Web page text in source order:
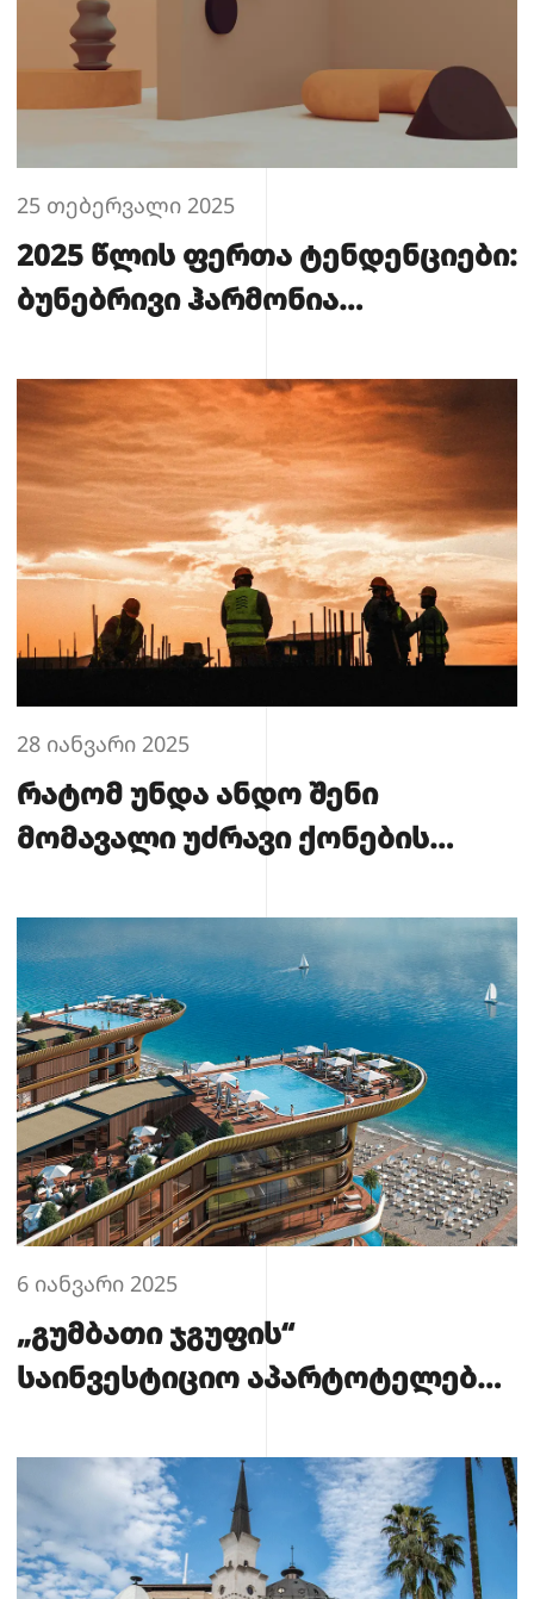
25 თებერვალი 2025
2025 წლის ფერთა ტენდენციები:
ბუნებრივი ჰარმონია
28 იანვარი 2025
რატომ უნდა ანდო შენი
მომავალი უძრავი ქონების
დეველოპერული კომპანია 26
წლიანი გამოცდილებით
6 იანვარი 2025
„გუმბათი ჯგუფის“
საინვესტიციო აპარტოტელები
რომელსაც კომპანია
გვთავაზობს.